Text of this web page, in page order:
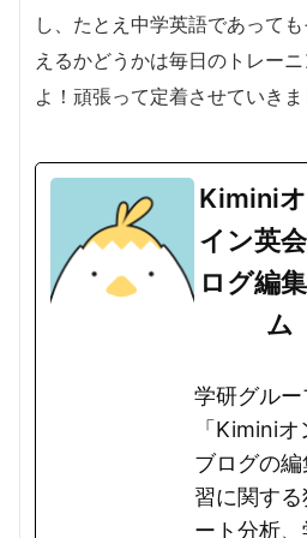
し、たとえ中学英語であって
えるかどうかは毎日のトレー
よ！頑張って定着させていきま
Kimini
イン英
ログ編
ム
学研グル
「Kiminiオ
ブログの
習に関す
ート分析